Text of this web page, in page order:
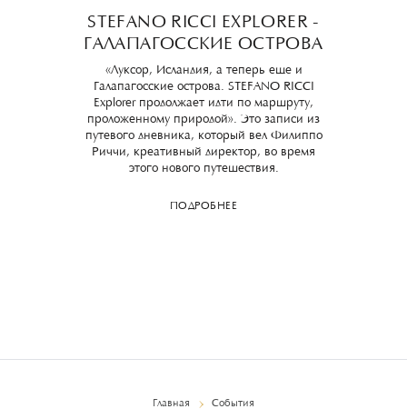
STEFANO RICCI EXPLORER -
ГАЛАПАГОССКИЕ ОСТРОВА
«Луксор, Исландия, а теперь еще и
Галапагосские острова. STEFANO RICCI
Explorer продолжает идти по маршруту,
проложенному природой». Это записи из
путевого дневника, который вел Филиппо
Риччи, креативный директор, во время
этого нового путешествия.
ПОДРОБНЕЕ
Главная События